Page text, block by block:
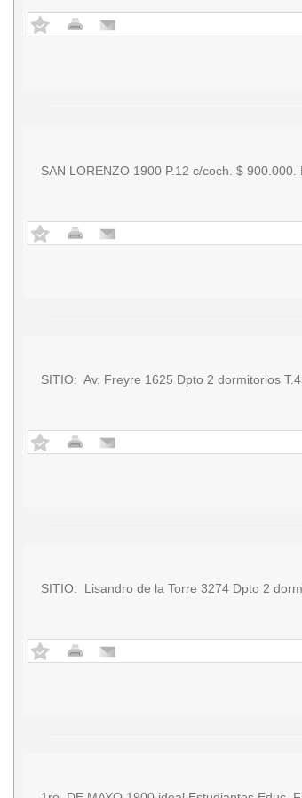
SAN LORENZO 1900 P.12 c/coch. $
SITIO: Av. Freyre 1625 Dpto 2 dormitorios
SITIO: Lisandro de la Torre 3274 Dpto 2